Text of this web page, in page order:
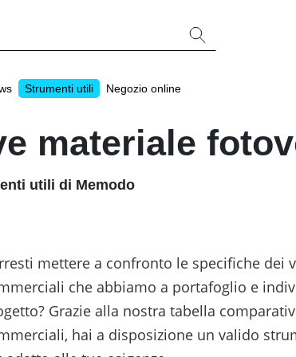
materiale fotovoltaico
materiale fotovoltaico
fotovoltaico
News
Case
Strumenti utili Negozio online
materiale
utili di Memodo
mettere a confronto le specifiche dei
che abbiamo a portafoglio e
Grazie alla nostra tabella
hai a disposizione un valido